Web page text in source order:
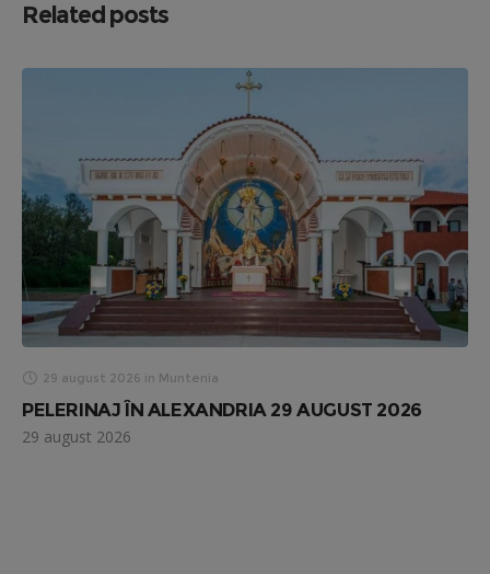
Related posts
29 august 2026 in Muntenia
PELERINAJ ÎN ALEXANDRIA 29 AUGUST 2026
29 august 2026